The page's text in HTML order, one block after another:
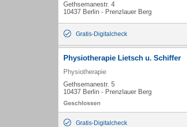
Gethsemanestr. 4
10437 Berlin - Prenzlauer Berg
Gratis-Digitalcheck
Physiotherapie Lietsch u. Schiffer
Physiotherapie
Gethsemanestr. 5
10437 Berlin - Prenzlauer Berg
Gratis-Digitalcheck